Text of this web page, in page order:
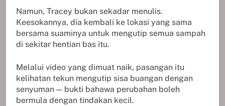
Namun, Tracey bukan sekadar menulis.
Keesokannya, dia kembali ke lokasi yang sama
bersama suaminya untuk mengutip semua sampah
di sekitar hentian bas itu.
Melalui video yang dimuat naik, pasangan itu
kelihatan tekun mengutip sisa buangan dengan
senyuman — bukti bahawa perubahan boleh
bermula dengan tindakan kecil.